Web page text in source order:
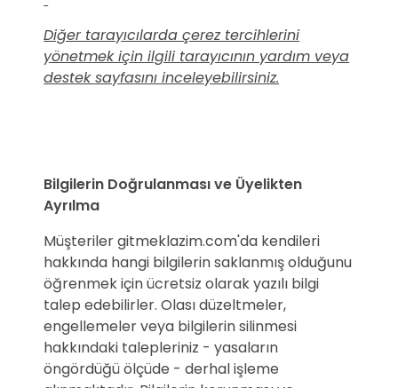
Diğer tarayıcılarda çerez tercihlerini
yönetmek için ilgili tarayıcının yardım veya
destek sayfasını inceleyebilirsiniz.
Bilgilerin Doğrulanması ve Üyelikten
Ayrılma
Müşteriler gitmeklazim.com'da kendileri
hakkında hangi bilgilerin saklanmış olduğunu
öğrenmek için ücretsiz olarak yazılı bilgi
talep edebilirler. Olası düzeltmeler,
engellemeler veya bilgilerin silinmesi
hakkındaki talepleriniz - yasaların
öngördüğü ölçüde - derhal işleme